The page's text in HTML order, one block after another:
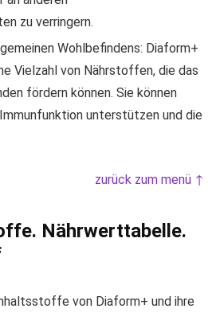
zu verringern.
Wohlbefindens: Diaform+
Vielzahl von Nährstoffen, die das
fördern können. Sie können
unterstützen und die
zurück zum menü ↑
Nährwerttabelle.
von Diaform+ und ihre